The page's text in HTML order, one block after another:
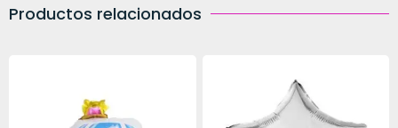
Productos relacionados